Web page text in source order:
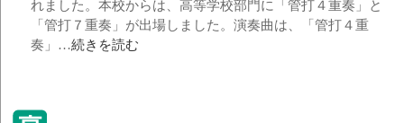
れました。本校からは、高等学校部門に「管打４重奏」と
「管打７重奏」が出場しました。演奏曲は、「管打４重
奏」…続きを読む